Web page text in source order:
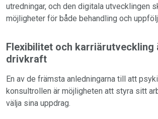
utredningar, och den digitala utvecklingen
möjligheter för både behandling och
Flexibilitet och karriärutveckling
drivkraft
En av de främsta anledningarna till att
konsultrollen är möjligheten att styra sitt
välja sina uppdrag.